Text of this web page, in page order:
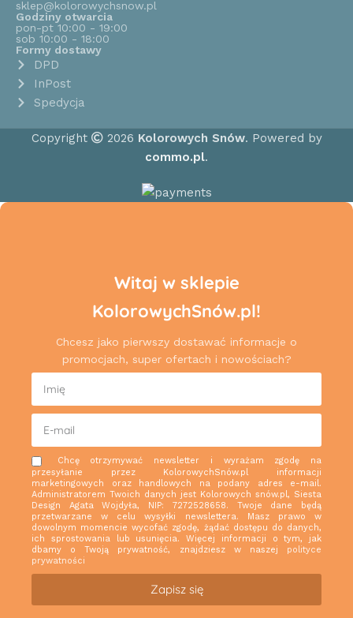
sklep@kolorowychsnow.pl
Godziny otwarcia
pon-pt 10:00 - 19:00
sob 10:00 - 18:00
Formy dostawy
DPD
InPost
Spedycja
Copyright 2026 Kolorowych Snów. Powered by
commo.pl.
Witaj w sklepie
KolorowychSnów.pl!
Chcesz jako pierwszy dostawać informacje o
promocjach, super ofertach i nowościach?
Chcę otrzymywać newsletter i wyrażam zgodę na
przesyłanie przez KolorowychSnów.pl informacji
marketingowych oraz handlowych na podany adres e-mail.
Administratorem Twoich danych jest Kolorowych snów.pl, Siesta
Design Agata Wojdyła, NIP: 7272528658. Twoje dane będą
przetwarzane w celu wysyłki newslettera. Masz prawo w
dowolnym momencie wycofać zgodę, żądać dostępu do danych,
ich sprostowania lub usunięcia. Więcej informacji o tym, jak
dbamy o Twoją prywatność, znajdziesz w naszej polityce
prywatności
Zapisz się